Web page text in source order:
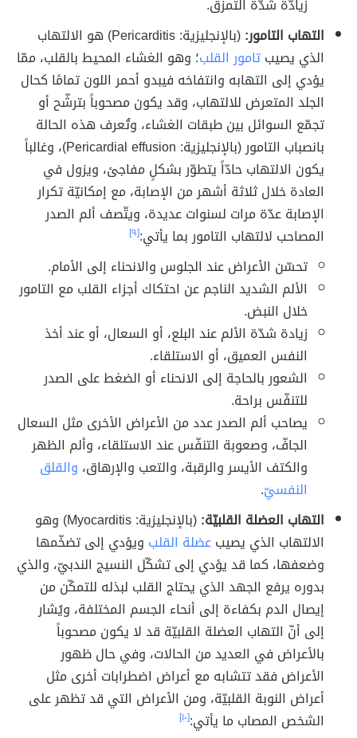
زيادّة شدّة التمزّق.
التهاب التامور:
(بالإنجليزية: Pericarditis)‏ هو الالتهاب
الذي يصيبتامور القلب؛ وهو الغشاء المحيط بالقلب، ممّا
يؤدي إلى التهابه وانتفاخه فيبدو أحمر اللون تمامًا كحال
الجلد المتعرض للالتهاب، وقد يكون مصحوباً بترشّح أو
تجمّع السوائل بين طبقات الغشاء، وتُعرف هذه الحالة
بانصباب التامور (بالإنجليزية: Pericardial effusion)، وغالباً
يكون الالتهاب حادّاً يتطوّر بشكلٍ مفاجئ، ويزول في
العادة خلال ثلاثة أشهر من الإصابة، مع إمكانيّة تكرار
الإصابة عدّة مرات لسنوات عديدة، ويتّصف ألم الصدر
المصاحب لالتهاب التامور بما يأتي:[٩]
تحسّن الأعراض عند الجلوس والانحناء إلى الأمام.
الألم الشديد الناجم عن احتكاك أجزاء القلب مع التامور
خلال النبض.
زيادة شدّة الألم عند البلع، أو السعال، أو عند أخذ
النفس العميق، أو الاستلقاء.
الشعور بالحاجة إلى الانحناء أو الضغط على الصدر
للتنفّس براحة.
يصاحب ألم الصدر عدد من الأعراض الأخرى مثل السعال
الجافّ، وصعوبة التنفّس عند الاستلقاء، وألم الظهر
والكتف الأيسر والرقبة، والتعب والإرهاق، والقلق
النفسيّ.
التهاب العضلة القلبيّة:
(بالإنجليزية: Myocarditis) وهو
الالتهاب الذي يصيبعضلة القلب ويؤدي إلى تضخّمها
وضعفها، كما قد يؤدي إلى تشكّل النسيج الندبيّ، والذي
بدوره يرفع الجهد الذي يحتاج القلب لبذله للتمكّن من
إيصال الدم بكفاءة إلى أنحاء الجسم المختلفة، ويُشار
إلى أنّ التهاب العضلة القلبيّة قد لا يكون مصحوباً
بالأعراض في العديد من الحالات، وفي حال ظهور
الأعراض فقد تتشابه مع أعراض اضطرابات أخرى مثل
أعراض النوبة القلبيّة، ومن الأعراض التي قد تظهر على
الشخص المصاب ما يأتي:[١٠]